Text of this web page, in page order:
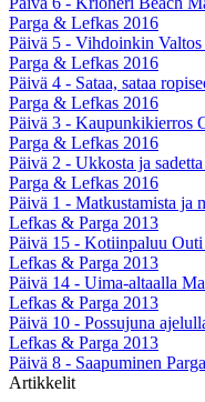
Parga & Lefkas 2016
Päivä 5 - Vihdoinkin Valtos
Parga & Lefkas 2016
Päivä 4 - Sataa, sataa
Parga & Lefkas 2016
Päivä 3 - Kaupunkikierros
Parga & Lefkas 2016
Päivä 2 - Ukkosta ja sadetta
Parga & Lefkas 2016
Päivä 1 - Matkustamista ja
Lefkas & Parga 2013
Päivä 15 - Kotiinpaluu Outi
Lefkas & Parga 2013
Päivä 14 - Uima-altaalla
Lefkas & Parga 2013
Päivä 10 - Possujuna
Lefkas & Parga 2013
Päivä 8 - Saapuminen
Artikkelit